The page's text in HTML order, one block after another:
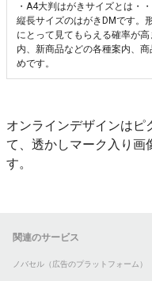
・A4大判はがきサイズとは・
縦長サイズのはがきDMです。
にとって見てもらえる確率が
内、新商品などの各種案内、
めです。
オンラインデザインはピ
て、透かしマーク入り画
す。
関連のサービス
ノバセル（広告のプラットフォーム）